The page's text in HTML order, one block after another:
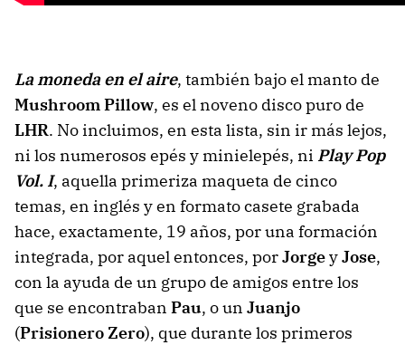
La moneda en el aire, también bajo el manto de
Mushroom Pillow, es el noveno disco puro de
LHR. No incluimos, en esta lista, sin ir más lejos,
ni los numerosos epés y minielepés, ni Play Pop
Vol. I, aquella primeriza maqueta de cinco
temas, en inglés y en formato casete grabada
hace, exactamente, 19 años, por una formación
integrada, por aquel entonces, porJorgeyJose,
con la ayuda de un grupo de amigos entre los
que se encontraban Pau, o un Juanjo
(Prisionero Zero), que durante los primeros